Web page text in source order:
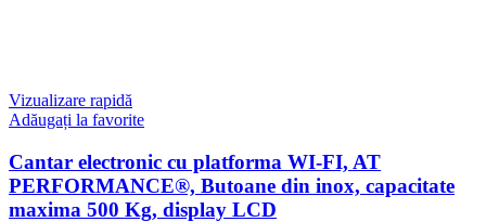
Vizualizare rapidă
Adăugați la favorite
Cantar electronic cu platforma WI-FI, AT
PERFORMANCE®, Butoane din inox, capacitate
maxima 500 Kg, display LCD